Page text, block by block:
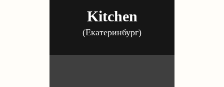
Kitchen
(Екатеринбург)